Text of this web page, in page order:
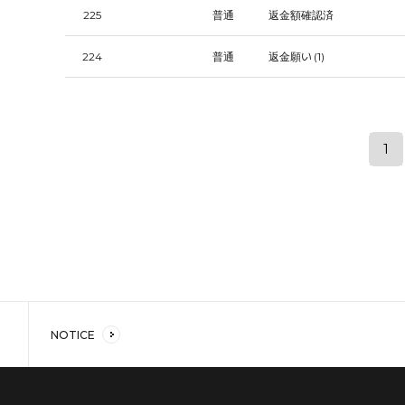
225 普通 返金額確認済
224 普通 返金願い (1)
1
NOTICE